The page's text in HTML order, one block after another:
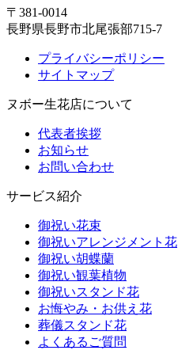
〒381-0014
長野県長野市北尾張部715-7
プライバシーポリシー
サイトマップ
ヌボー生花店について
代表者挨拶
お知らせ
お問い合わせ
サービス紹介
御祝い花束
御祝いアレンジメント花
御祝い胡蝶蘭
御祝い観葉植物
御祝いスタンド花
お悔やみ・お供え花
葬儀スタンド花
よくあるご質問